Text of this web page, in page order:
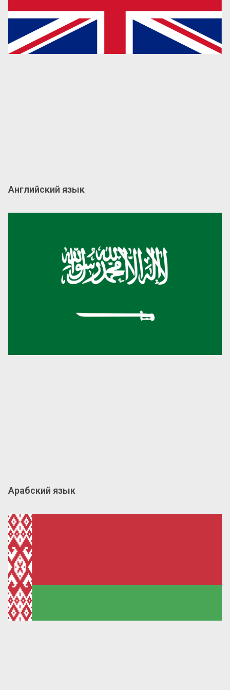
Английский язык
Арабский язык